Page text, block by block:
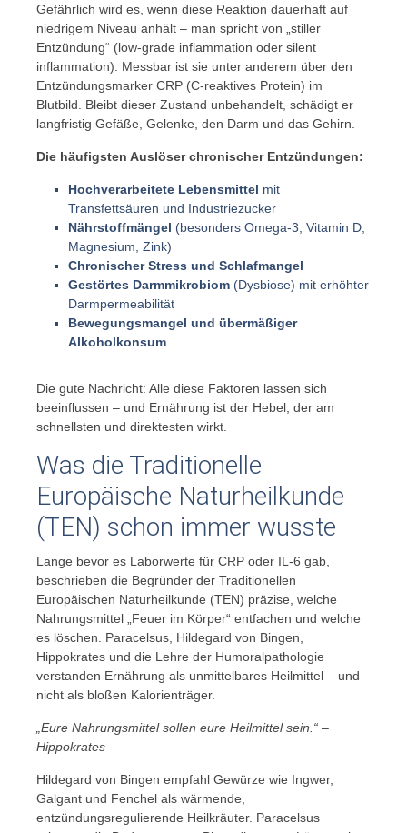
Gefährlich wird es, wenn diese Reaktion dauerhaft auf
niedrigem Niveau anhält – man spricht von „stiller
Entzündung“ (low-grade inflammation oder silent
inflammation). Messbar ist sie unter anderem über den
Entzündungsmarker CRP (C-reaktives Protein) im
Blutbild. Bleibt dieser Zustand unbehandelt, schädigt er
langfristig Gefäße, Gelenke, den Darm und das Gehirn.
Die häufigsten Auslöser chronischer Entzündungen:
Hochverarbeitete Lebensmittel mit
Transfettsäuren und Industriezucker
Nährstoffmängel (besonders Omega-3, Vitamin D,
Magnesium, Zink)
Chronischer Stress und Schlafmangel
Gestörtes Darmmikrobiom (Dysbiose) mit erhöhter
Darmpermeabilität
Bewegungsmangel und übermäßiger
Alkoholkonsum
Die gute Nachricht: Alle diese Faktoren lassen sich
beeinflussen – und Ernährung ist der Hebel, der am
schnellsten und direktesten wirkt.
Was die Traditionelle
Europäische Naturheilkunde
(TEN) schon immer wusste
Lange bevor es Laborwerte für CRP oder IL-6 gab,
beschrieben die Begründer der Traditionellen
Europäischen Naturheilkunde (TEN) präzise, welche
Nahrungsmittel „Feuer im Körper“ entfachen und welche
es löschen. Paracelsus, Hildegard von Bingen,
Hippokrates und die Lehre der Humoralpathologie
verstanden Ernährung als unmittelbares Heilmittel – und
nicht als bloßen Kalorienträger.
„Eure Nahrungsmittel sollen eure Heilmittel sein.“ –
Hippokrates
Hildegard von Bingen empfahl Gewürze wie Ingwer,
Galgant und Fenchel als wärmende,
entzündungsregulierende Heilkräuter. Paracelsus